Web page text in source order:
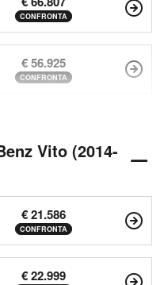
CONFRONTA
€ 56.925
CONFRONTA
Vito (2014-
€ 21.586
CONFRONTA
€ 22.999